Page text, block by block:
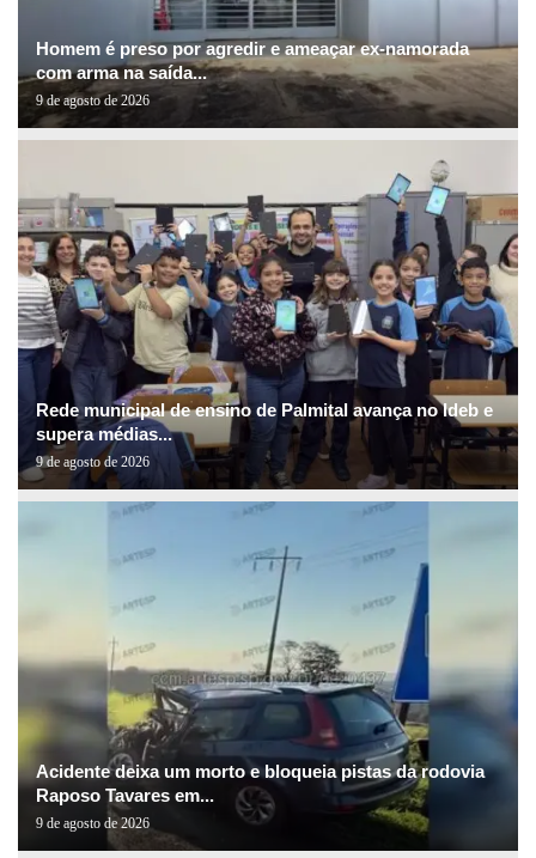
Homem é preso por agredir e ameaçar ex-namorada
com arma na saída...
9 de agosto de 2026
Rede municipal de ensino de Palmital avança no Ideb e
supera médias...
9 de agosto de 2026
Acidente deixa um morto e bloqueia pistas da rodovia
Raposo Tavares em...
9 de agosto de 2026